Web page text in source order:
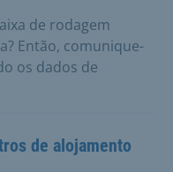
de rodagem
Então, comunique-
os dados de
de alojamento